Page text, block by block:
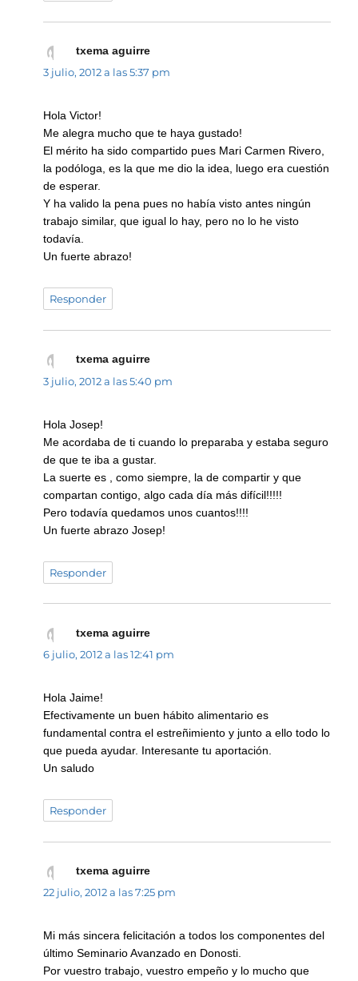
txema aguirredice:
3 julio, 2012 a las 5:37 pm
Hola Victor!
Me alegra mucho que te haya gustado!
El mérito ha sido compartido pues Mari Carmen Rivero,
la podóloga, es la que me dio la idea, luego era cuestión
de esperar.
Y ha valido la pena pues no había visto antes ningún
trabajo similar, que igual lo hay, pero no lo he visto
todavía.
Un fuerte abrazo!
Responder
txema aguirredice:
3 julio, 2012 a las 5:40 pm
Hola Josep!
Me acordaba de ti cuando lo preparaba y estaba seguro
de que te iba a gustar.
La suerte es , como siempre, la de compartir y que
compartan contigo, algo cada día más difícil!!!!!
Pero todavía quedamos unos cuantos!!!!
Un fuerte abrazo Josep!
Responder
txema aguirredice:
6 julio, 2012 a las 12:41 pm
Hola Jaime!
Efectivamente un buen hábito alimentario es
fundamental contra el estreñimiento y junto a ello todo lo
que pueda ayudar. Interesante tu aportación.
Un saludo
Responder
txema aguirredice:
22 julio, 2012 a las 7:25 pm
Mi más sincera felicitación a todos los componentes del
último Seminario Avanzado en Donosti.
Por vuestro trabajo, vuestro empeño y lo mucho que